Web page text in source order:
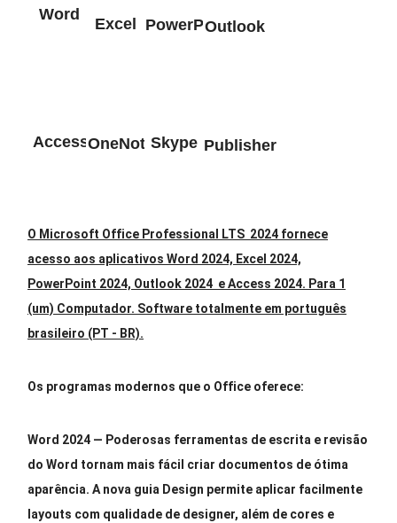
Word
Excel PowerPointOutlook
AccessOneNoteSkype Publisher
O Microsoft Office Professional LTS 2024 fornece
acesso aos aplicativos Word 2024, Excel 2024,
PowerPoint 2024, Outlook 2024 e Access 2024. Para 1
(um) Computador. Software totalmente em português
brasileiro (PT - BR).
Os programas modernos que o Office oferece:
Word 2024 — Poderosas ferramentas de escrita e revisão
do Word tornam mais fácil criar documentos de ótima
aparência. A nova guia Design permite aplicar facilmente
layouts com qualidade de designer, além de cores e